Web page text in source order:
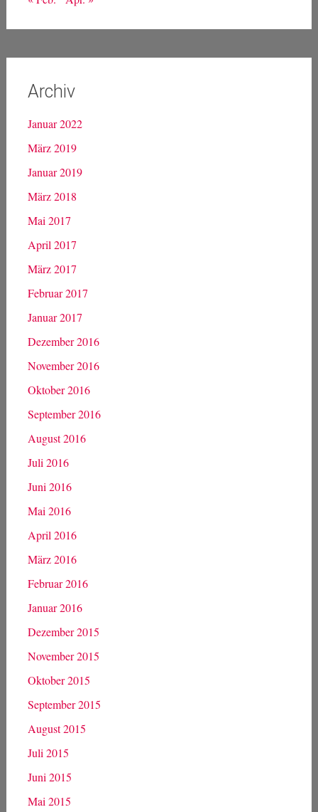
Archiv
Januar 2022
März 2019
Januar 2019
März 2018
Mai 2017
April 2017
März 2017
Februar 2017
Januar 2017
Dezember 2016
November 2016
Oktober 2016
September 2016
August 2016
Juli 2016
Juni 2016
Mai 2016
April 2016
März 2016
Februar 2016
Januar 2016
Dezember 2015
November 2015
Oktober 2015
September 2015
August 2015
Juli 2015
Juni 2015
Mai 2015